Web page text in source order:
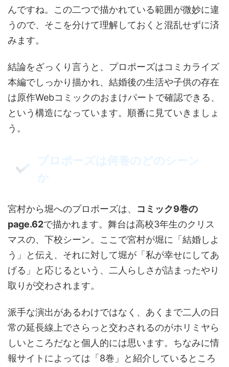
んですね。この二つで描かれている範囲が微妙に違
うので、そこを分けて理解しておくと混乱せずに済
みます。
結論をざっくり言うと、プロポーズはコミカライズ
本編でしっかり描かれ、結婚後の生活や子供の存在
は原作Webコミックのおまけパートで確認できる、
という構造になっています。順番に見ていきましょ
う。
プロポーズは何巻のどのシーン
か
宮村から堀へのプロポーズは、 コミック9巻の
page.62で描かれます。舞台は高校3年生のクリス
マスの、下校シーン。ここで宮村が堀に「結婚しよ
う」と伝え、それに対して堀が「私が幸せにしてあ
げる」と応じるという、二人らしさが詰まったやり
取りが交わされます。
派手な演出があるわけではなく、あくまで二人の日
常の延長線上でさらっと交わされるのがホリミヤら
しいところだなと個人的には思います。ちなみに情
報サイトによっては「8巻」と紹介しているところ